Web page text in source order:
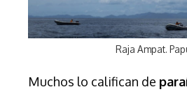
Raja Ampat.
Muchos lo califican de